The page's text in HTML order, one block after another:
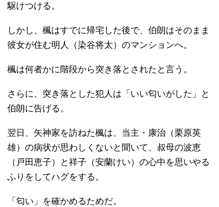
駆けつける。
しかし、楓はすでに帰宅した後で、伯朗はそのまま
彼女が住む明人（染谷将太）のマンションへ。
楓は何者かに階段から突き落とされたと言う。
さらに、突き落とした犯人は「いい匂いがした」と
伯朗に告げる。
翌日、矢神家を訪ねた楓は、当主・康治（栗原英
雄）の病状が思わしくないと聞いて、叔母の波恵
（戸田恵子）と祥子（安蘭けい）の心中を思いやる
ふりをしてハグをする。
「匂い」を確かめるためだ。